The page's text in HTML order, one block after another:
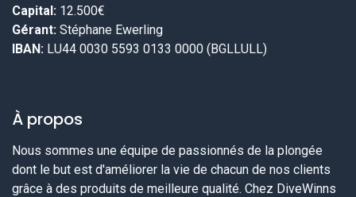
Capital: 12.500€
Gérant: Stéphane Ewerling
IBAN: LU44 0030 5593 0133 0000 (BGLLULL)
À propos
Nous sommes une équipe de passionnés de la plongée
dont le but est d'améliorer la vie de chacun de nos clients
grâce à des produits de meilleure qualité. Chez DiveWinns